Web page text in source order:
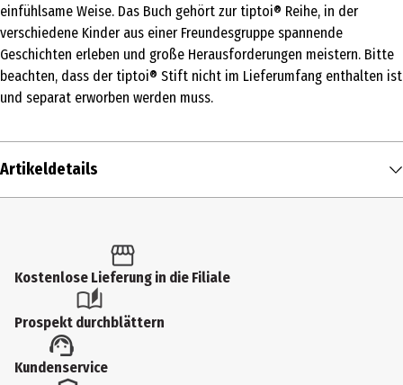
einfühlsame Weise. Das Buch gehört zur tiptoi® Reihe, in der
verschiedene Kinder aus einer Freundesgruppe spannende
Geschichten erleben und große Herausforderungen meistern. Bitte
beachten, dass der tiptoi® Stift nicht im Lieferumfang enthalten ist
und separat erworben werden muss.
Artikeldetails
Produkttyp
Aufbausysteme
Altersempfehlung ab
2 Jahre
Kostenlose Lieferung in die Filiale
Prospekt durchblättern
Kundenservice